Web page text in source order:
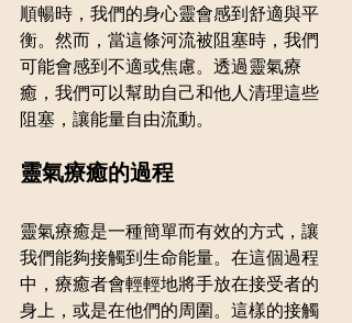
順暢時，我們的身心靈會感到舒適與平
衡。然而，當這條河流被阻塞時，我們
可能會感到不適或焦慮。透過靈氣療
癒，我們可以幫助自己和他人清理這些
阻塞，讓能量自由流動。
靈氣療癒的過程
靈氣療癒是一種簡單而有效的方式，讓
我們能夠接觸到生命能量。在這個過程
中，療癒者會輕輕地將手放在接受者的
身上，或是在他們的周圍。這樣的接觸